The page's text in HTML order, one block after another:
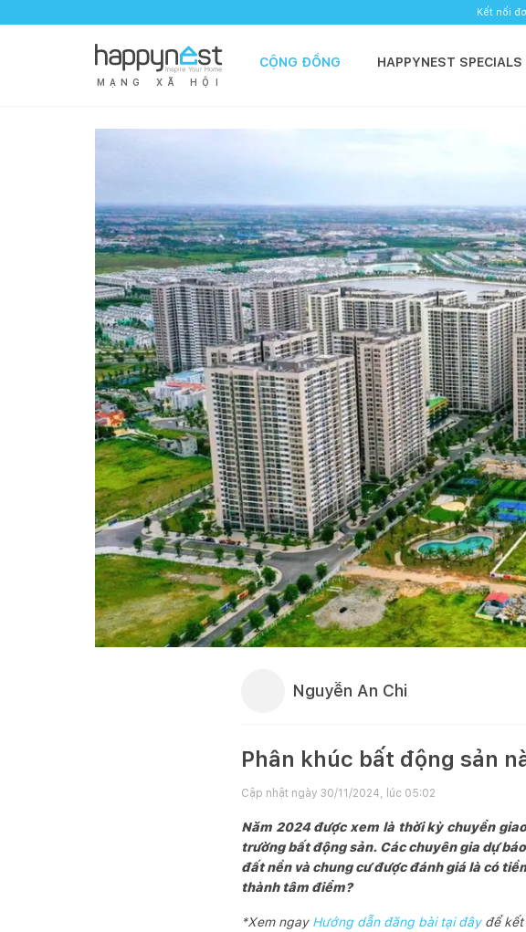
Kết nối
M Ạ N G X Ã H Ộ I
CỘNG ĐỒNG HAPPYNEST SPECIALS
Nguyễn An Chi
Phân khúc bất động sản
Cập nhật ngày 30/11/2024, lúc 05:02
Năm 2024 được xem là thời kỳ chuyển
trường bất động sản. Các chuyên gia dự
đất nền và chung cư được đánh giá là có
thành tâm điểm?
*Xem ngay Hướng dẫn đăng bài tại đâyđể kết